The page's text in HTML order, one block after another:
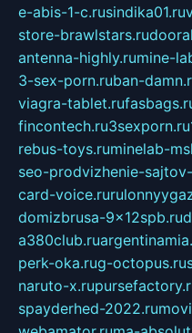
e-abis-1-c.rusindika01.ru
store-brawlstars.ru
antenna-highly.rumine-
3-sex-porn.ruban-
viagra-tablet.ru
fincontech.ru3sexporn.ru
rebus-toys.ruminelab-
seo-prodvizhenie-
card-voice.ru
domizbrusa-9x12spb.ru
a380club.ru
perk-oka.rug-octopus.ru
naruto-x.ru
spayderhed-2022.ru